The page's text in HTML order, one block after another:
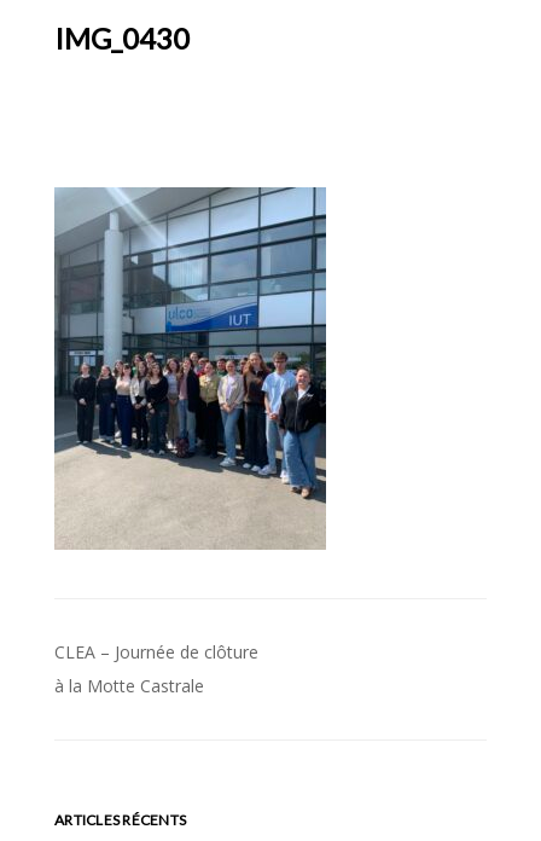
IMG_0430
Navigation
de
CLEA – Journée de clôture
à la Motte Castrale
ARTICLES RÉCENTS